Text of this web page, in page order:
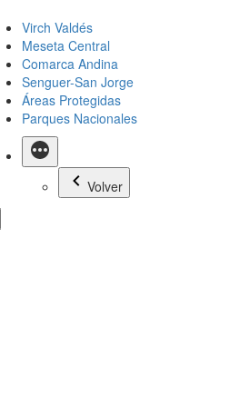
Virch Valdés
Meseta Central
Comarca Andina
Senguer-San Jorge
Áreas Protegidas
Parques Nacionales
Más
Volver